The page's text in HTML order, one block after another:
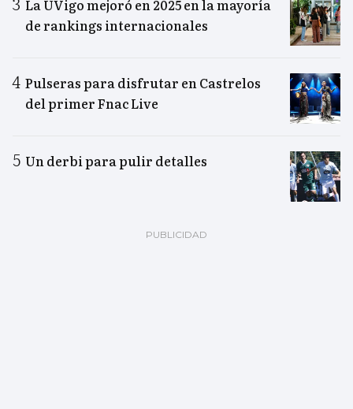
La UVigo mejoró en 2025 en la mayoría
de rankings internacionales
Pulseras para disfrutar en Castrelos
del primer Fnac Live
Un derbi para pulir detalles